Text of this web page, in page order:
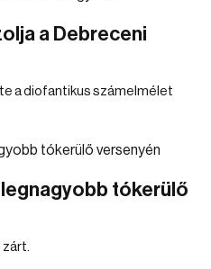
a Debreceni
a diofantikus számelmélet
legnagyobb tókerülő
zárt.